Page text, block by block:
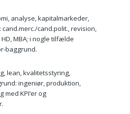
analyse, kapitalmarkeder,
cand.polit., revision,
MBA; i nogle tilfælde
baggrund.
lean, kvalitetsstyring,
ingeniør, produktion,
KPI’er og